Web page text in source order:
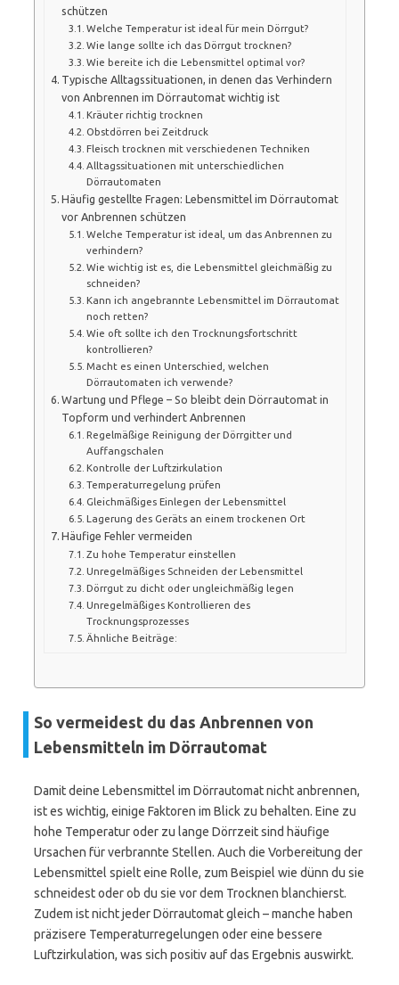
schützen
Welche Temperatur ist ideal für mein Dörrgut?
Wie lange sollte ich das Dörrgut trocknen?
Wie bereite ich die Lebensmittel optimal vor?
Typische Alltagssituationen, in denen das Verhindern
von Anbrennen im Dörrautomat wichtig ist
Kräuter richtig trocknen
Obstdörren bei Zeitdruck
Fleisch trocknen mit verschiedenen Techniken
Alltagssituationen mit unterschiedlichen
Dörrautomaten
Häufig gestellte Fragen: Lebensmittel im Dörrautomat
vor Anbrennen schützen
Welche Temperatur ist ideal, um das Anbrennen zu
verhindern?
Wie wichtig ist es, die Lebensmittel gleichmäßig zu
schneiden?
Kann ich angebrannte Lebensmittel im Dörrautomat
noch retten?
Wie oft sollte ich den Trocknungsfortschritt
kontrollieren?
Macht es einen Unterschied, welchen
Dörrautomaten ich verwende?
Wartung und Pflege – So bleibt dein Dörrautomat in
Topform und verhindert Anbrennen
Regelmäßige Reinigung der Dörrgitter und
Auffangschalen
Kontrolle der Luftzirkulation
Temperaturregelung prüfen
Gleichmäßiges Einlegen der Lebensmittel
Lagerung des Geräts an einem trockenen Ort
Häufige Fehler vermeiden
Zu hohe Temperatur einstellen
Unregelmäßiges Schneiden der Lebensmittel
Dörrgut zu dicht oder ungleichmäßig legen
Unregelmäßiges Kontrollieren des
Trocknungsprozesses
Ähnliche Beiträge:
So vermeidest du das Anbrennen von
Lebensmitteln im Dörrautomat
Damit deine Lebensmittel im Dörrautomat nicht anbrennen,
ist es wichtig, einige Faktoren im Blick zu behalten. Eine zu
hohe Temperatur oder zu lange Dörrzeit sind häufige
Ursachen für verbrannte Stellen. Auch die Vorbereitung der
Lebensmittel spielt eine Rolle, zum Beispiel wie dünn du sie
schneidest oder ob du sie vor dem Trocknen blanchierst.
Zudem ist nicht jeder Dörrautomat gleich – manche haben
präzisere Temperaturregelungen oder eine bessere
Luftzirkulation, was sich positiv auf das Ergebnis auswirkt.